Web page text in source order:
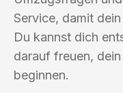
Service, damit
Du kannst dich
darauf freuen,
beginnen.